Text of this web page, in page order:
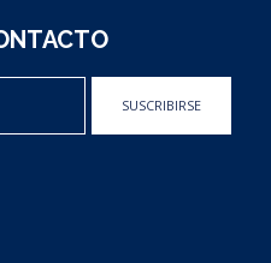
SUSCRIBIRSE